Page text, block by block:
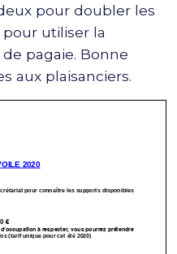
pour doubler les
utiliser la
pagaie. Bonne
aux plaisanciers.